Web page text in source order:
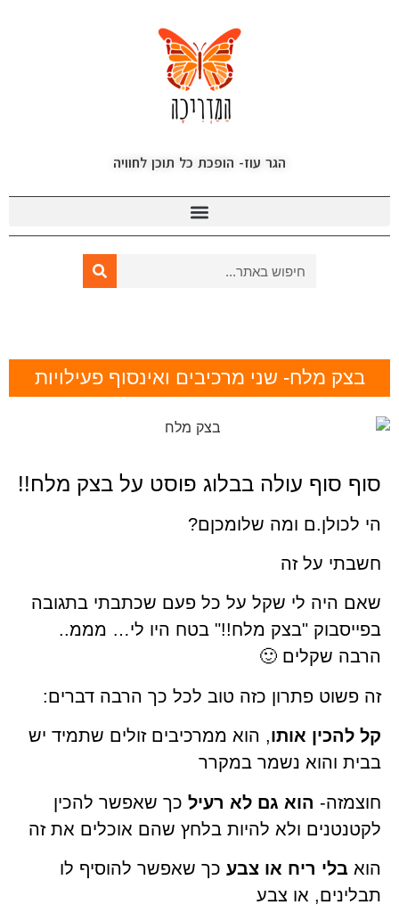
הגר עוז- הופכת כל תוכן לחוויה
בצק מלח- שני מרכיבים ואינסוף פעילויות
סוף סוף עולה בבלוג פוסט על בצק מלח!!
הי לכולן.ם ומה שלומכןם?
חשבתי על זה
שאם היה לי שקל על כל פעם שכתבתי בתגובה
בפייסבוק "בצק מלח!!" בטח היו לי… מממ..
הרבה שקלים 🙂
זה פשוט פתרון כזה טוב לכל כך הרבה דברים:
קל להכין אותו, הוא ממרכיבים זולים שתמיד יש
בבית והוא נשמר במקרר
חוצמזה- הוא גם לא רעיל כך שאפשר להכין
לקטנטנים ולא להיות בלחץ שהם אוכלים את זה
הוא בלי ריח או צבע כך שאפשר להוסיף לו
תבלינים, או צבע